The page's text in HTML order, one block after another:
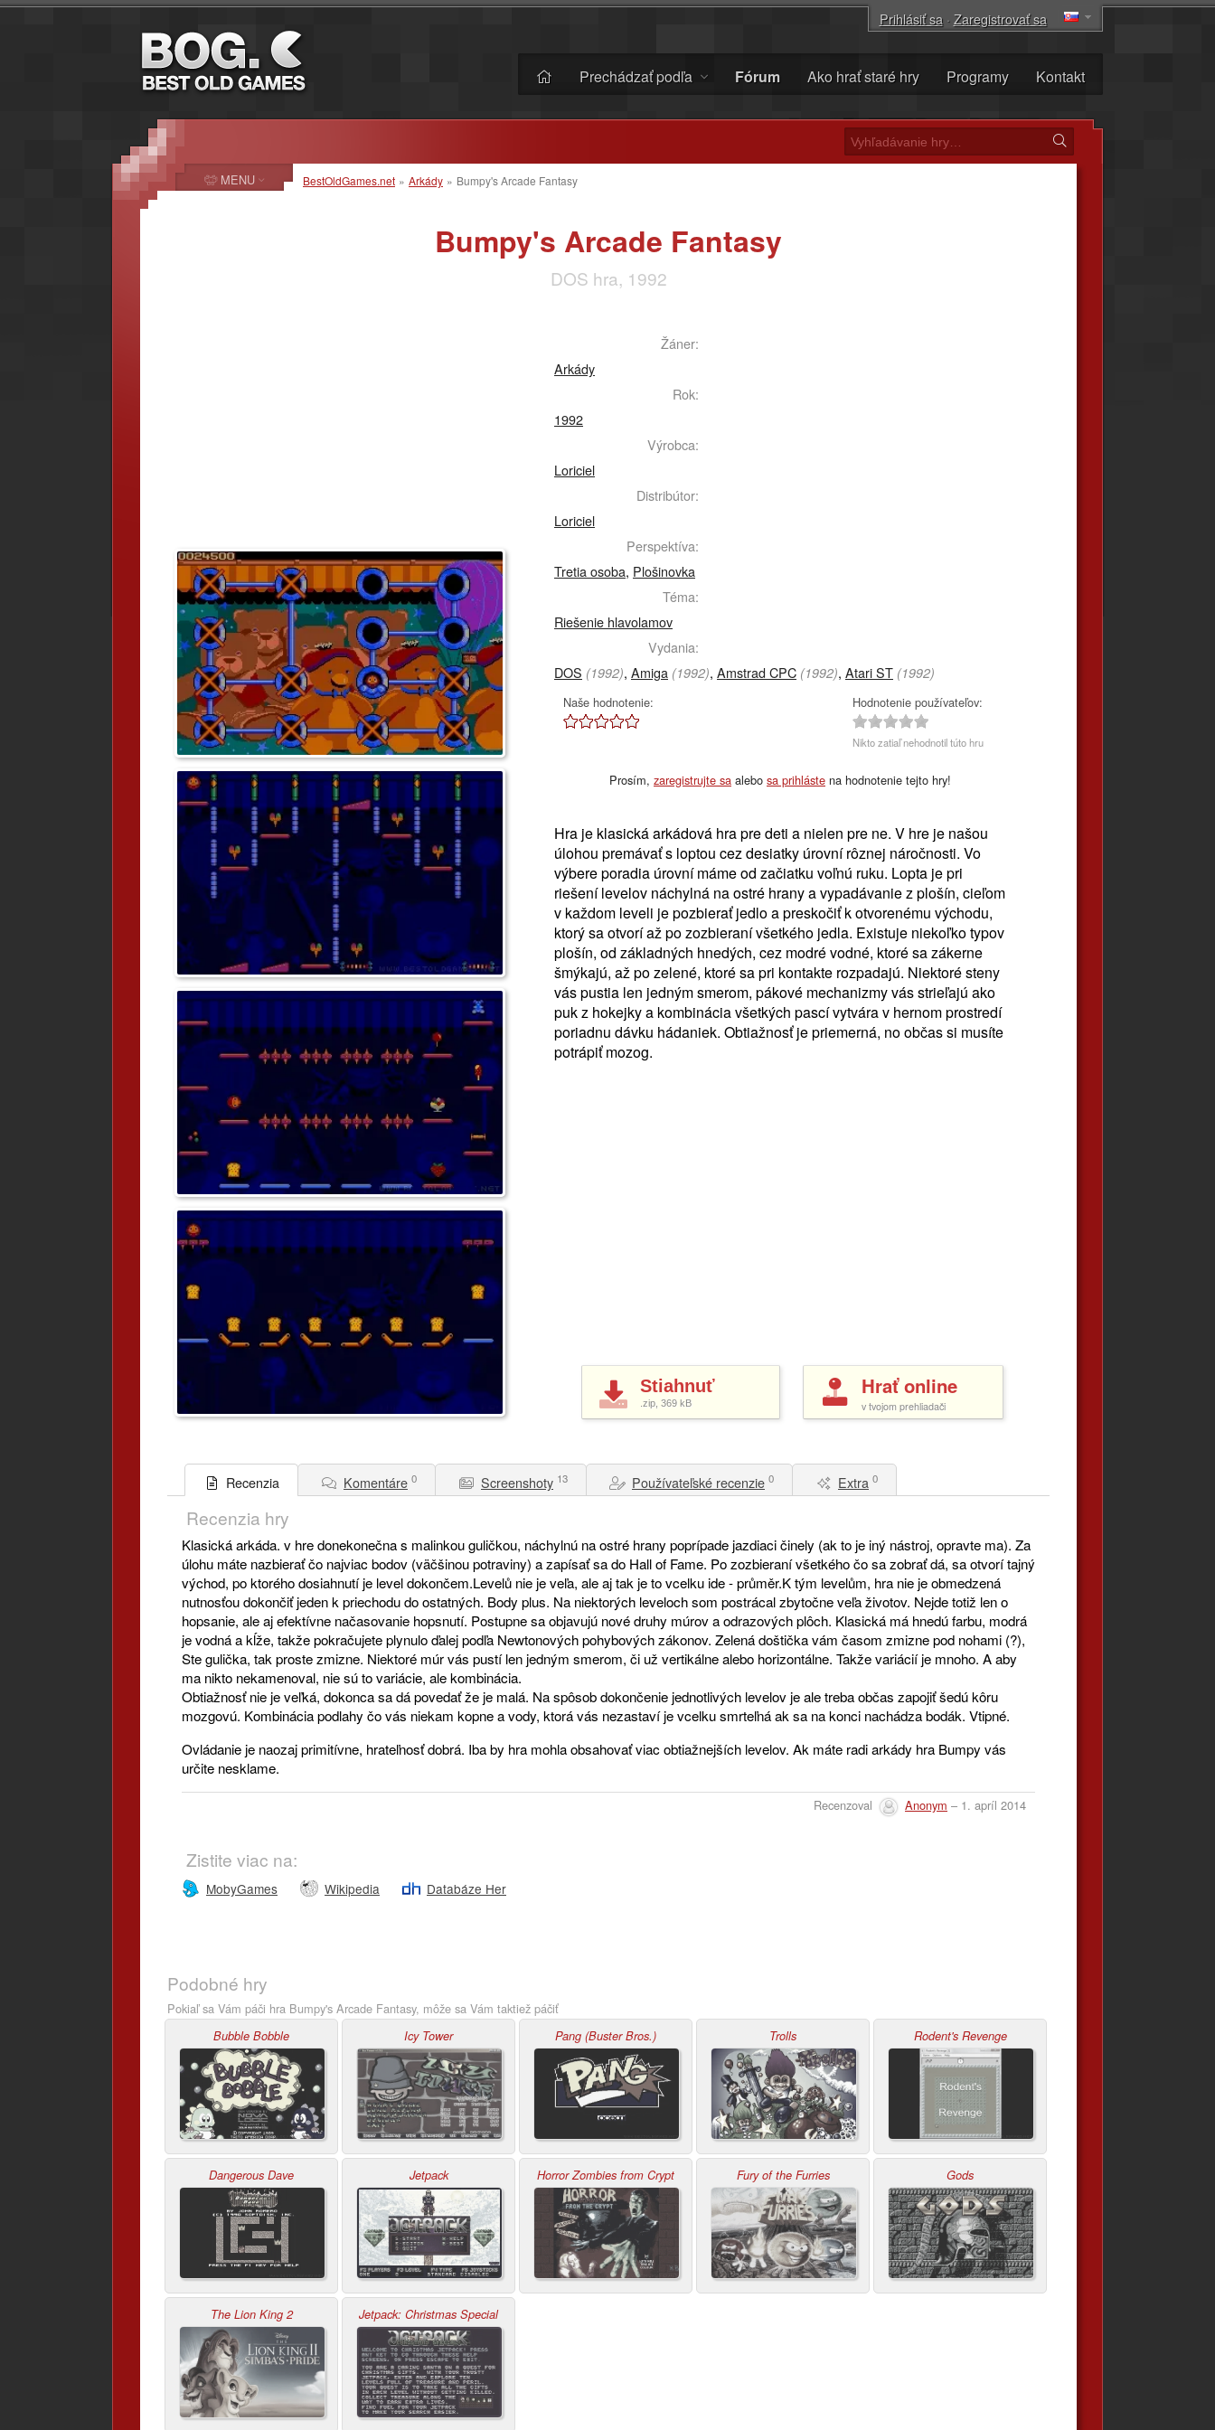
Prihlásiť sa·Zaregistrovať sa
Prechádzať podľa Fórum Ako hrať staré hry Programy Kontakt
BestOldGames.net » Arkády » Bumpy's Arcade Fantasy
Bumpy's Arcade Fantasy
DOS hra, 1992
Žáner:
Arkády
Rok:
1992
Výrobca:
Loriciel
Distribútor:
Loriciel
Perspektíva:
Tretia osoba, Plošinovka
Téma:
Riešenie hlavolamov
Vydania:
DOS (1992), Amiga (1992), Amstrad CPC (1992), Atari ST (1992)
Naše hodnotenie: Hodnotenie používateľov:
Nikto zatiaľ nehodnotil túto hru
Prosím, zaregistrujte sa alebo sa prihláste na hodnotenie tejto hry!
Hra je klasická arkádová hra pre deti a nielen pre ne. V hre je našou
úlohou premávať s loptou cez desiatky úrovní rôznej náročnosti. Vo
výbere poradia úrovní máme od začiatku voľnú ruku. Lopta je pri
riešení levelov náchylná na ostré hrany a vypadávanie z plošín, cieľom
v každom leveli je pozbierať jedlo a preskočiť k otvorenému východu,
ktorý sa otvorí až po zozbieraní všetkého jedla. Existuje niekoľko typov
plošín, od základných hnedých, cez modré vodné, ktoré sa zákerne
šmýkajú, až po zelené, ktoré sa pri kontakte rozpadajú. Niektoré steny
vás pustia len jedným smerom, pákové mechanizmy vás strieľajú ako
puk z hokejky a kombinácia všetkých pascí vytvára v hernom prostredí
poriadnu dávku hádaniek. Obtiažnosť je priemerná, no občas si musíte
potrápiť mozog.
Stiahnuť
.zip, 369 kB
Hrať online
v tvojom prehliadači
Recenzia Komentáre 0 Screenshoty 13 Používateľské recenzie 0 Extra 0
Recenzia hry
Klasická arkáda. v hre donekonečna s malinkou guličkou, náchylnú na ostré hrany poprípade jazdiaci činely (ak to je iný nástroj, opravte ma). Za
úlohu máte nazbierať čo najviac bodov (väčšinou potraviny) a zapísať sa do Hall of Fame. Po zozbieraní všetkého čo sa zobrať dá, sa otvorí tajný
východ, po ktorého dosiahnutí je level dokončem.Levelů nie je veľa, ale aj tak je to vcelku ide - průměr.K tým levelům, hra nie je obmedzená
nutnosťou dokončiť jeden k priechodu do ostatných. Body plus. Na niektorých leveloch som postrácal zbytočne veľa životov. Nejde totiž len o
hopsanie, ale aj efektívne načasovanie hopsnutí. Postupne sa objavujú nové druhy múrov a odrazových plôch. Klasická má hnedú farbu, modrá
je vodná a kĺže, takže pokračujete plynulo ďalej podľa Newtonových pohybových zákonov. Zelená doštička vám časom zmizne pod nohami (?),
Ste gulička, tak proste zmizne. Niektoré múr vás pustí len jedným smerom, či už vertikálne alebo horizontálne. Takže variácií je mnoho. A aby
ma nikto nekamenoval, nie sú to variácie, ale kombinácia.
Obtiažnosť nie je veľká, dokonca sa dá povedať že je malá. Na spôsob dokončenie jednotlivých levelov je ale treba občas zapojiť šedú kôru
mozgovú. Kombinácia podlahy čo vás niekam kopne a vody, ktorá vás nezastaví je vcelku smrteľná ak sa na konci nachádza bodák. Vtipné.
Ovládanie je naozaj primitívne, hrateľnosť dobrá. Iba by hra mohla obsahovať viac obtiažnejších levelov. Ak máte radi arkády hra Bumpy vás
určite nesklame.
Recenzoval Anonym – 1. apríl 2014
Zistite viac na:
MobyGames Wikipedia Databáze Her
Podobné hry
Pokiaľ sa Vám páči hra Bumpy's Arcade Fantasy, môže sa Vám taktiež páčiť
Bubble Bobble Icy Tower Pang (Buster Bros.) Trolls Rodent's Revenge
Dangerous Dave Jetpack Horror Zombies from Crypt Fury of the Furries Gods
The Lion King 2 Jetpack: Christmas Special
MENU